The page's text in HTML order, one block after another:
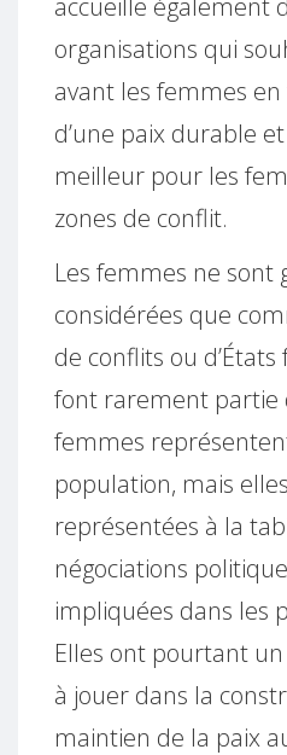
accueille également
organisations qui
avant les femmes en
d’une paix durable
meilleur pour les
zones de conflit.
Les femmes ne sont
considérées que
de conflits ou
font rarement partie
femmes
population, mais
représentées à la
négociations
impliquées dans les
Elles ont pourtant
à jouer dans la
maintien de la paix